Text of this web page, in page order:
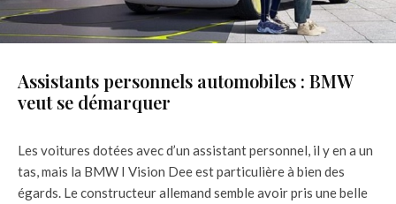
Assistants personnels automobiles : BMW
veut se démarquer
Les voitures dotées avec d’un assistant personnel, il y en a un
tas, mais la BMW I Vision Dee est particulière à bien des
égards. Le constructeur allemand semble avoir pris une belle